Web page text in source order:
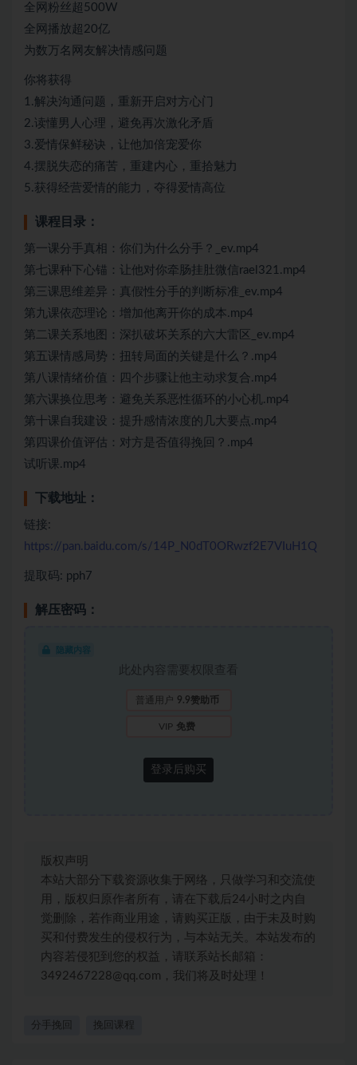
全网粉丝超500W
全网播放超20亿
为数万名网友解决情感问题
你将获得
1.解决沟通问题，重新开启对方心门
2.读懂男人心理，避免再次激化矛盾
3.爱情保鲜秘诀，让他加倍宠爱你
4.摆脱失恋的痛苦，重建内心，重拾魅力
5.获得经营爱情的能力，夺得爱情高位
课程目录：
第一课分手真相：你们为什么分手？_ev.mp4
第七课种下心锚：让他对你牵肠挂肚微信rael321.mp4
第三课思维差异：真假性分手的判断标准_ev.mp4
第九课依恋理论：增加他离开你的成本.mp4
第二课关系地图：深扒破坏关系的六大雷区_ev.mp4
第五课情感局势：扭转局面的关键是什么？.mp4
第八课情绪价值：四个步骤让他主动求复合.mp4
第六课换位思考：避免关系恶性循环的小心机.mp4
第十课自我建设：提升感情浓度的几大要点.mp4
第四课价值评估：对方是否值得挽回？.mp4
试听课.mp4
下载地址：
链接:
https://pan.baidu.com/s/14P_N0dT0ORwzf2E7VIuH1Q
提取码: pph7
解压密码：
隐藏内容
此处内容需要权限查看
普通用户 9.9赞助币
VIP 免费
登录后购买
版权声明
本站大部分下载资源收集于网络，只做学习和交流使
用，版权归原作者所有，请在下载后24小时之内自
觉删除，若作商业用途，请购买正版，由于未及时购
买和付费发生的侵权行为，与本站无关。本站发布的
内容若侵犯到您的权益，请联系站长邮箱：
3492467228@qq.com，我们将及时处理！
分手挽回 挽回课程